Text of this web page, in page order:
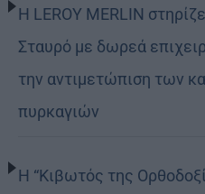
Η LEROY MERLIN
Σταυρό με δωρεά
την αντιμετώπιση των
πυρκαγιών
Η “Κιβωτός της